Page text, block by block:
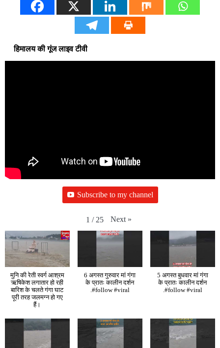
हिमालय की गूंज लाइव टीवी
Subscribe to my channel
1 / 25 Next »
मुनि की रेती स्वर्ग आश्रम
ऋषिकेश लगातार हो रही
बारिश के चलते गंगा घाट
पूरी तरह जलमग्न हो गए
हैं।
6 अगस्त गुरुवार मां गंगा
के प्रातः कालीन दर्शन
.#follow #viral
5 अगस्त बुधवार मां गंगा
के प्रातः कालीन दर्शन
.#follow #viral